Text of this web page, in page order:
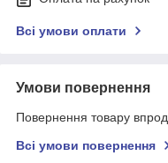
Всі умови оплати
Умови повернення
Повернення товару
Всі умови повернення